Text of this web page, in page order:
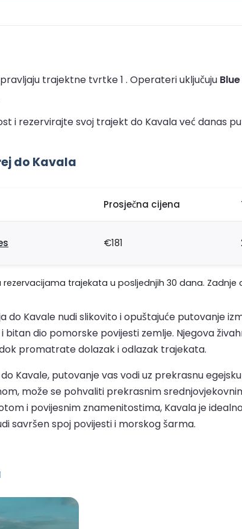
trajektne tvrtke 1 . Operateri uključuju
i rezervirajte svoj trajekt do Kavala već danas
do Kavala
Prosječna cijena
€181
trajekata u posljednjih 30 dana. Zadnje
do Kavale nudi slikovito i opuštajuće putovanje
bitan dio pomorske povijesti zemlje. Njegova
promatrate dolazak i odlazak trajekata.
Kavale, putovanje vas vodi uz prekrasnu
može se pohvaliti prekrasnim
i povijesnim znamenitostima, Kavala je
savršen spoj povijesti i morskog šarma.